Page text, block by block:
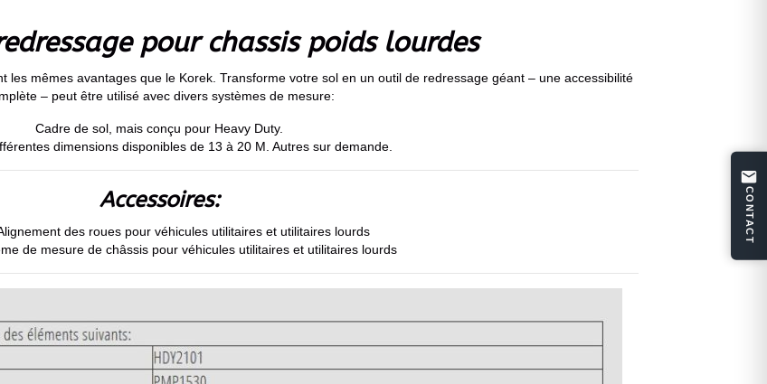
pour chassis poids lourdes
les mêmes avantages que le Korek. Transforme votre sol en un outil de redressage géant – une accessibilité
– peut être utilisé avec divers systèmes de mesure:
Cadre de sol, mais conçu pour Heavy Duty.
dimensions disponibles de 13 à 20 M. Autres sur demande.
Accessoires:
des roues pour véhicules utilitaires et utilitaires lourds
de mesure de châssis pour véhicules utilitaires et utilitaires lourds
CONTACT